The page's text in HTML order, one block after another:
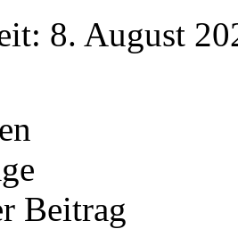
8. August
Beitrag